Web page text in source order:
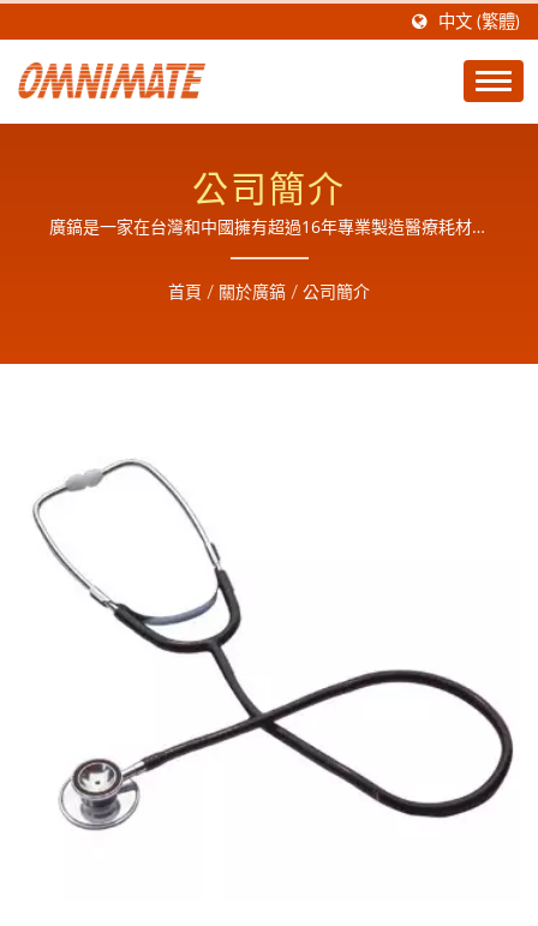
中文 (繁體)
公司簡介
廣鎬是一家在台灣和中國擁有超過16年專業製造醫療耗材和
產品設計經驗 (歷史) 的公司，主要生產高品質醫療耗材和產
品，工業五金和商業零組件的組裝及成品製造廠,為了提供完
首頁 / 關於廣鎬 / 公司簡介